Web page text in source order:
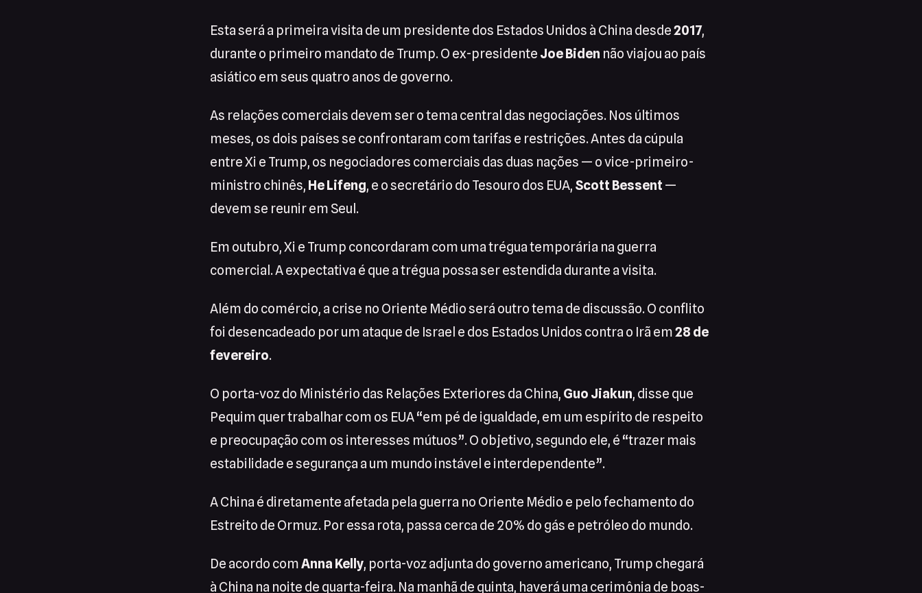
Esta será a primeira visita de um presidente dos Estados Unidos à China desde2017,
durante o primeiro mandato de Trump. O ex-presidente Joe Biden não viajou ao país
asiático em seus quatro anos de governo.
As relações comerciais devem ser o tema central das negociações. Nos últimos
meses, os dois países se confrontaram com tarifas e restrições. Antes da cúpula
entre Xi e Trump, os negociadores comerciais das duas nações — o vice-primeiro-
ministro chinês, He Lifeng, e o secretário do Tesouro dos EUA, Scott Bessent —
devem se reunir em Seul.
Em outubro, Xi e Trump concordaram com uma trégua temporária na guerra
comercial. A expectativa é que a trégua possa ser estendida durante a visita.
Além do comércio, a crise no Oriente Médio será outro tema de discussão. O conflito
foi desencadeado por um ataque de Israel e dos Estados Unidos contra o Irã em28 de
fevereiro.
O porta-voz do Ministério das Relações Exteriores da China, Guo Jiakun, disse que
Pequim quer trabalhar com os EUA “em pé de igualdade, em um espírito de respeito
e preocupação com os interesses mútuos”. O objetivo, segundo ele, é “trazer mais
estabilidade e segurança a um mundo instável e interdependente”.
A China é diretamente afetada pela guerra no Oriente Médio e pelo fechamento do
Estreito de Ormuz. Por essa rota, passa cerca de 20% do gás e petróleo do mundo.
De acordo comAnna Kelly, porta-voz adjunta do governo americano, Trump chegará
à China na noite de quarta-feira. Na manhã de quinta, haverá uma cerimônia de boas-